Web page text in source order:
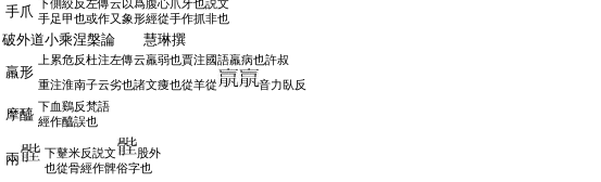
手爪 下側絞反左傳云以爲腹心爪牙也説文
手足甲也或作又象形經從手作抓非也
破外道小乘涅槃論 慧琳撰
羸形
上累危反杜注左傳云羸弱也賈注國語羸病也許叔
重注淮南子云劣也諸文痩也從羊從
音力臥反
摩醯 下血鷄反梵語
經作醯誤也
兩 下鼙米反説文
股外
也從骨經作髀俗字也